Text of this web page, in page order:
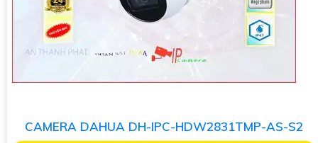
CAMERA DAHUA DH-IPC-HDW2831TMP-AS-S2